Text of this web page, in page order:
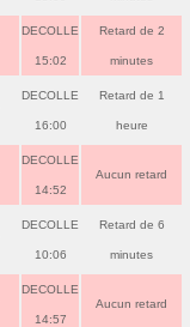
DECOLLE
15:02
Retard de 2
minutes
DECOLLE
16:00
Retard de 1
heure
DECOLLE
14:52
Aucun retard
DECOLLE
10:06
Retard de 6
minutes
DECOLLE
14:57
Aucun retard